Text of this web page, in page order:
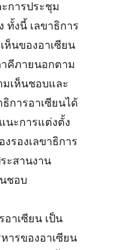
การประชุม
ทั้งนี้ เลขาธิการ
ห็นของอาเซียน
คีภายนอกตาม
เห็นชอบและ
การอาเซียนได้
นะการแต่งตั้ง
รองเลขาธิการ
ะสานงาน
ชอบ
เซียน เป็น
ารของอาเซียน